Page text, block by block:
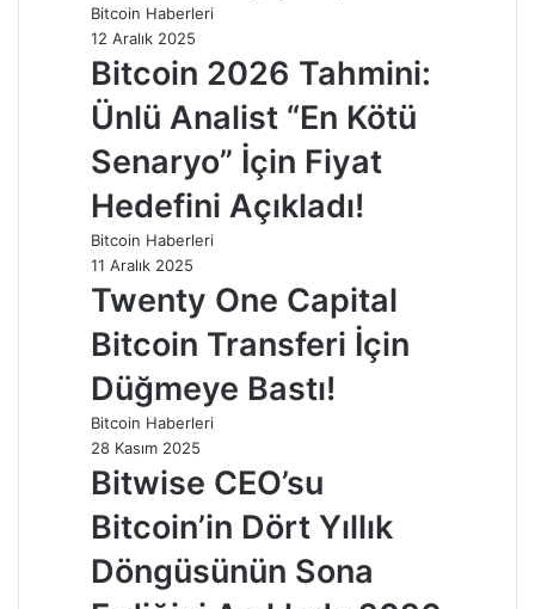
Bitcoin Haberleri
12 Aralık 2025
Bitcoin 2026 Tahmini:
Ünlü Analist “En Kötü
Senaryo” İçin Fiyat
Hedefini Açıkladı!
Bitcoin Haberleri
11 Aralık 2025
Twenty One Capital
Bitcoin Transferi İçin
Düğmeye Bastı!
Bitcoin Haberleri
28 Kasım 2025
Bitwise CEO’su
Bitcoin’in Dört Yıllık
Döngüsünün Sona